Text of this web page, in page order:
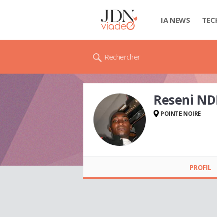
IA NEWS
Rechercher
Reseni
POINTE NOIRE
PROFIL